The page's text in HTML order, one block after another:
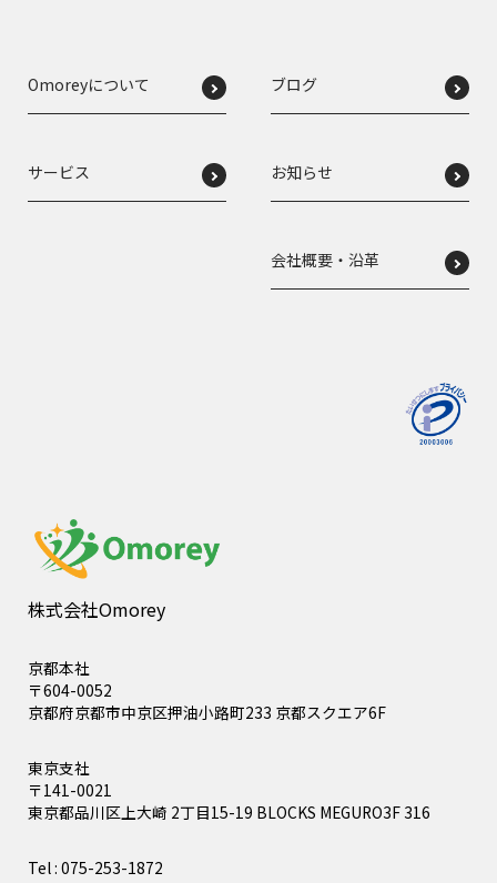
株式会社Omorey
京都本社
〒604-0052
京都府京都市中京区押油小路町233 京都スクエア6F
東京支社
〒141-0021
東京都品川区上大崎 2丁目15-19 BLOCKS MEGURO3F 316
Tel : 075-253-1872
Omoreyについて
サービス
ブログ
お知らせ
会社概要・沿革